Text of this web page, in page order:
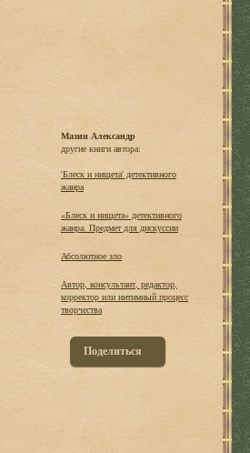
Мазин Александр
другие книги автора:
'Блеск и нищета' детективного
жанра
«Блеск и нищета» детективного
жанра. Предмет для дискуссии
Абсолютное зло
Автор, консультант, редактор,
корректор или интимный процесс
творчества
Поделиться